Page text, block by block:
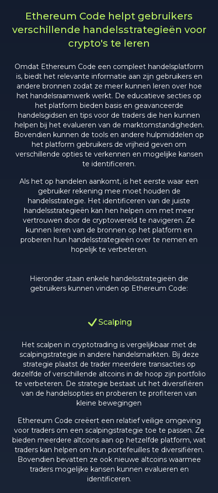
Ethereum Code helpt gebruikers
verschillende handelsstrategieën voor
crypto's te leren
Omdat Ethereum Code een compleet handelsplatform
is, biedt het relevante informatie aan zijn gebruikers en
andere bronnen zodat ze meer kunnen leren over hoe
het handelsraamwerk werkt. De educatieve secties op
het platform bieden basis en geavanceerde
handelsgidsen en tips voor de traders die hen kunnen
helpen bij het evalueren van de marktomstandigheden.
Bovendien kunnen de tools en andere hulpmiddelen op
het platform gebruikers de vrijheid geven om
verschillende opties te verkennen en mogelijke kansen
te identificeren.
Als het op handelen aankomt, is het eerste waar een
gebruiker rekening mee moet houden de
handelsstrategie. Het identificeren van de juiste
handelsstrategieën kan hen helpen om met meer
vertrouwen door de cryptowereld te navigeren. Ze
kunnen leren van de bronnen op het platform en
proberen hun handelsstrategieën over te nemen en
hopelijk te verbeteren.
Hieronder staan enkele handelsstrategieën die
gebruikers kunnen vinden op Ethereum Code:
Scalping
Het scalpen in cryptotrading is vergelijkbaar met de
scalpingstrategie in andere handelsmarkten. Bij deze
strategie plaatst de trader meerdere transacties op
dezelfde of verschillende altcoins in de hoop zijn portfolio
te verbeteren. De strategie bestaat uit het diversifiëren
van de handelsopties en proberen te profiteren van
kleine bewegingen
Ethereum Code creëert een relatief veilige omgeving
voor traders om een scalpingstrategie toe te passen. Ze
bieden meerdere altcoins aan op hetzelfde platform, wat
traders kan helpen om hun portefeuilles te diversifiëren.
Bovendien bevatten ze ook nieuwe altcoins waarmee
traders mogelijke kansen kunnen evalueren en
identificeren.